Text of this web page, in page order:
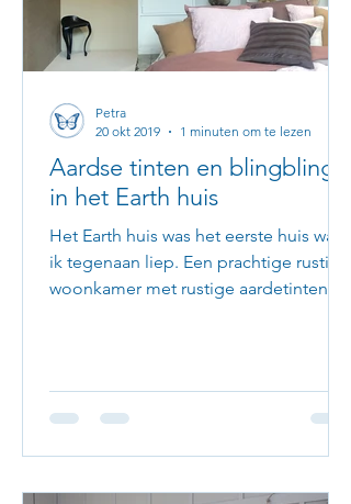
Aardse tinten en blingbling
in het Earth huis
Het Earth huis was het eerste huis waar
ik tegenaan liep. Een prachtige rustige
woonkamer met rustige aardetinten en
Petra
20 okt 2019
1 minuten om te lezen